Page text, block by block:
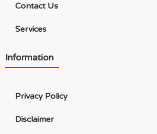
Contact Us
Services
Information
Privacy Policy
Disclaimer